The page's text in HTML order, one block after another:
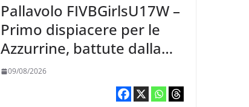
Pallavolo FIVBGirlsU17W –
Primo dispiacere per le
Azzurrine, battute dalla
Korea 3-1
09/08/2026